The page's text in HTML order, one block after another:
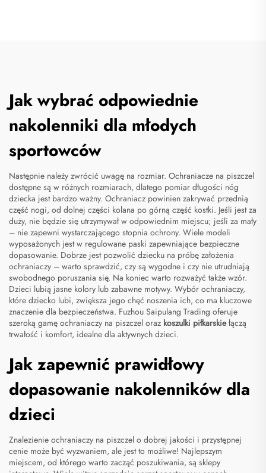
Jak wybrać odpowiednie
nakolenniki dla młodych
sportowców
Następnie należy zwrócić uwagę na rozmiar. Ochraniacze na piszczel
dostępne są w różnych rozmiarach, dlatego pomiar długości nóg
dziecka jest bardzo ważny. Ochraniacz powinien zakrywać przednią
część nogi, od dolnej części kolana po górną część kostki. Jeśli jest za
duży, nie będzie się utrzymywał w odpowiednim miejscu; jeśli za mały
– nie zapewni wystarczającego stopnia ochrony. Wiele modeli
wyposażonych jest w regulowane paski zapewniające bezpieczne
dopasowanie. Dobrze jest pozwolić dziecku na próbę założenia
ochraniaczy – warto sprawdzić, czy są wygodne i czy nie utrudniają
swobodnego poruszania się. Na koniec warto rozważyć także wzór.
Dzieci lubią jasne kolory lub zabawne motywy. Wybór ochraniaczy,
które dziecko lubi, zwiększa jego chęć noszenia ich, co ma kluczowe
znaczenie dla bezpieczeństwa. Fuzhou Saipulang Trading oferuje
szeroką gamę ochraniaczy na piszczel oraz koszulki piłkarskiełączą
trwałość i komfort, idealne dla aktywnych dzieci.
Jak zapewnić prawidłowy
dopasowanie nakolenników dla
dzieci
Znalezienie ochraniaczy na piszczel o dobrej jakości i przystępnej
cenie może być wyzwaniem, ale jest to możliwe! Najlepszym
miejscem, od którego warto zacząć poszukiwania, są sklepy